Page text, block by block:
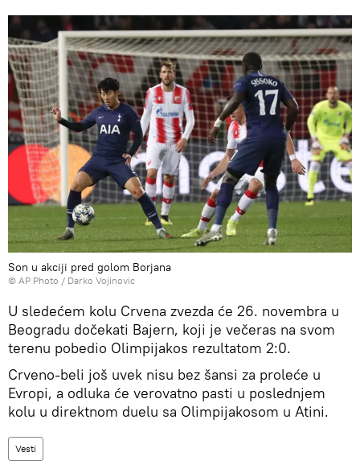
Son u akciji pred golom Borjana
© AP Photo / Darko Vojinovic
U sledećem kolu Crvena zvezda će 26. novembra u
Beogradu dočekati Bajern, koji je večeras na svom
terenu pobedio Olimpijakos rezultatom 2:0.
Crveno-beli još uvek nisu bez šansi za proleće u
Evropi, a odluka će verovatno pasti u poslednjem
kolu u direktnom duelu sa Olimpijakosom u Atini.
Vesti